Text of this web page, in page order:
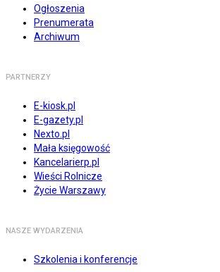
Ogłoszenia
Prenumerata
Archiwum
PARTNERZY
E-kiosk.pl
E-gazety.pl
Nexto.pl
Mała księgowość
Kancelarierp.pl
Wieści Rolnicze
Życie Warszawy
NASZE WYDARZENIA
Szkolenia i konferencje